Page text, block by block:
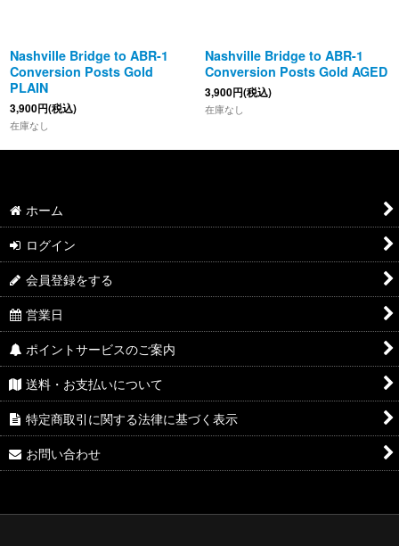
Nashville Bridge to ABR-1
Conversion Posts Gold
PLAIN
3,900円(税込)
在庫なし
Nashville Bridge to ABR-1
Conversion Posts Gold AGED
3,900円(税込)
在庫なし
ホーム
ログイン
会員登録をする
営業日
ポイントサービスのご案内
送料・お支払いについて
特定商取引に関する法律に基づく表示
お問い合わせ